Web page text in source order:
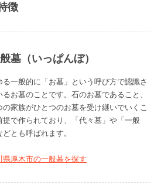
徴
墓（いっぱんぼ）
る一般的に「お墓」という呼び方で認識さ
るお墓のことです。石のお墓であること、
の家族がひとつのお墓を受け継いでいくこ
提で作られており、「代々墓」や「一般
とも呼ばれます。
県厚木市の一般墓を探す